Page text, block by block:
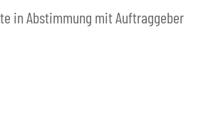
in Abstimmung mit Auftraggeber